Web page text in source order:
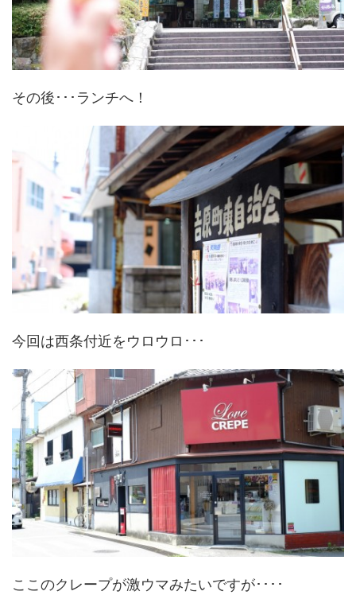
その後･･･ランチへ！
今回は西条付近をウロウロ･･･
ここのクレープが激ウマみたいですが････